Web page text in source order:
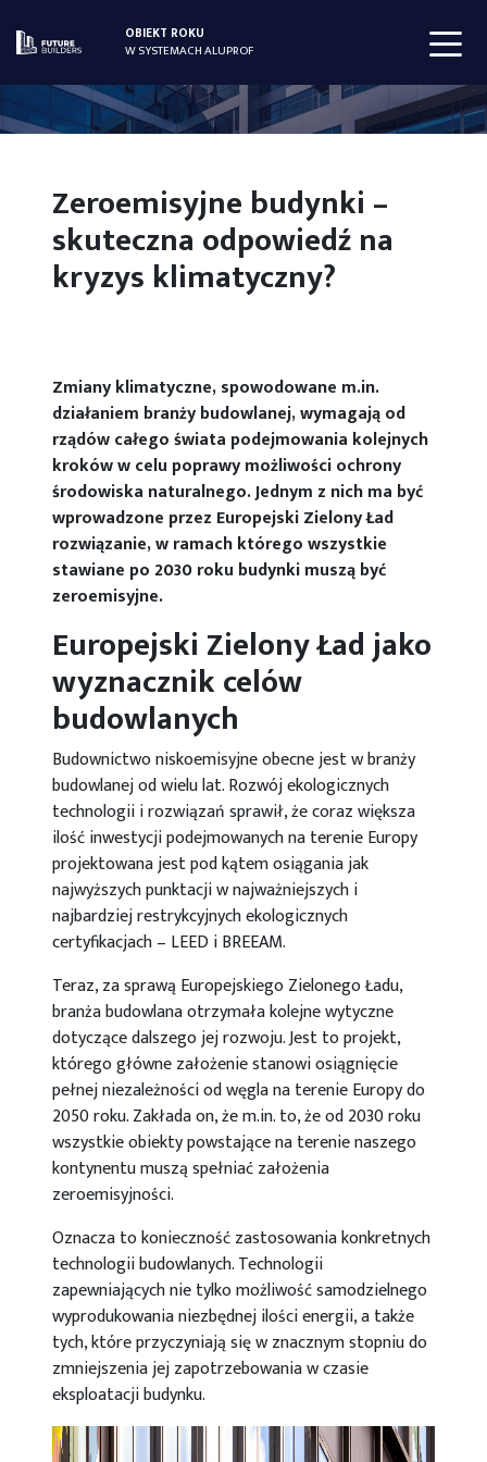
OBIEKT ROKU
W SYSTEMACH ALUPROF
Zeroemisyjne budynki –
skuteczna odpowiedź na
kryzys klimatyczny?
Zmiany klimatyczne, spowodowane m.in.
działaniem branży budowlanej, wymagają od
rządów całego świata podejmowania kolejnych
kroków w celu poprawy możliwości ochrony
środowiska naturalnego. Jednym z nich ma być
wprowadzone przez Europejski Zielony Ład
rozwiązanie, w ramach którego wszystkie
stawiane po 2030 roku budynki muszą być
zeroemisyjne.
Europejski Zielony Ład jako
wyznacznik celów
budowlanych
Budownictwo niskoemisyjne obecne jest w branży
budowlanej od wielu lat. Rozwój ekologicznych
technologii i rozwiązań sprawił, że coraz większa
ilość inwestycji podejmowanych na terenie Europy
projektowana jest pod kątem osiągania jak
najwyższych punktacji w najważniejszych i
najbardziej restrykcyjnych ekologicznych
certyfikacjach – LEED i BREEAM.
Teraz, za sprawą Europejskiego Zielonego Ładu,
branża budowlana otrzymała kolejne wytyczne
dotyczące dalszego jej rozwoju. Jest to projekt,
którego główne założenie stanowi osiągnięcie
pełnej niezależności od węgla na terenie Europy do
2050 roku. Zakłada on, że m.in. to, że od 2030 roku
wszystkie obiekty powstające na terenie naszego
kontynentu muszą spełniać założenia
zeroemisyjności.
Oznacza to konieczność zastosowania konkretnych
technologii budowlanych. Technologii
zapewniających nie tylko możliwość samodzielnego
wyprodukowania niezbędnej ilości energii, a także
tych, które przyczyniają się w znacznym stopniu do
zmniejszenia jej zapotrzebowania w czasie
eksploatacji budynku.